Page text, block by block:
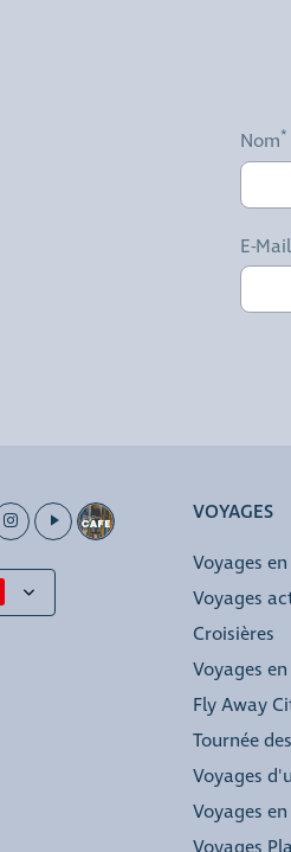
Nom
E-
VOYAGES
Voyages
Voyages
Croisières
Voyages
Fly Away
Tournée
Voyages
Voyages